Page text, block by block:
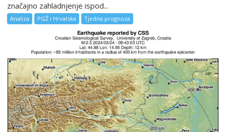
značajno zahladnjenje ispod...
Analiza PGŽ i Hrvatska Tjedna prognoza